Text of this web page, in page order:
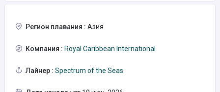
Регион плавания : Азия
Компания : Royal Caribbean International
Лайнер : Spectrum of the Seas